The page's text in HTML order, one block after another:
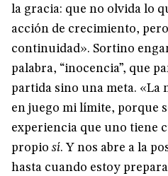
la gracia: que no olvida lo
acción de crecimiento,
continuidad». Sortino
palabra, “inocencia”, que
partida sino una meta. «La
en juego mi límite, porque
experiencia que uno tiene
propio sí. Y nos abre a la
hasta cuando estoy